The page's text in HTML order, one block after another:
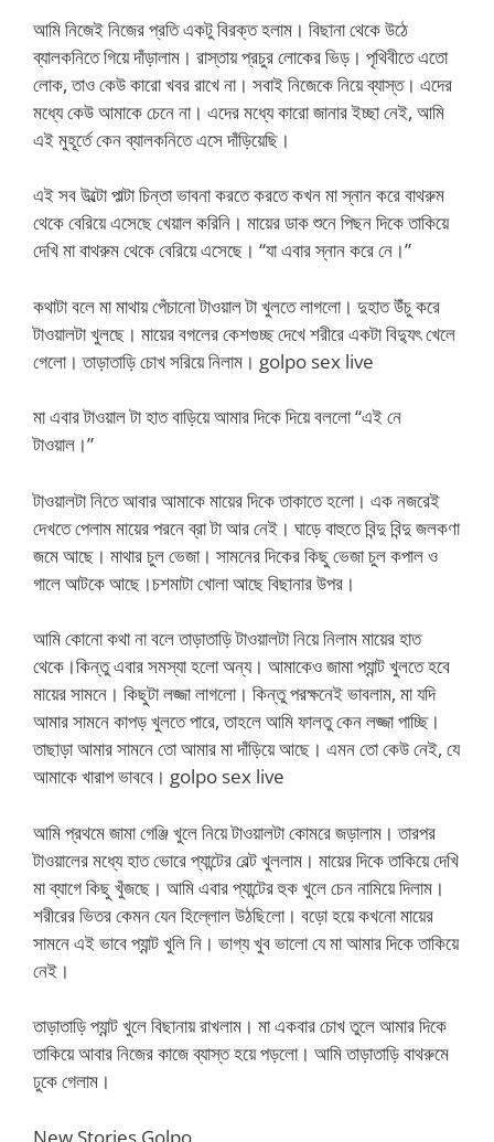
আমি নিজেই নিজের প্রতি একটু বিরক্ত হলাম। বিছানা থেকে উঠে
ব্যালকনিতে গিয়ে দাঁড়ালাম। রাস্তায় প্রচুর লোকের ভিড়। পৃথিবীতে এতো
লোক, তাও কেউ কারো খবর রাখে না। সবাই নিজেকে নিয়ে ব্যাস্ত। এদের
মধ্যে কেউ আমাকে চেনে না। এদের মধ্যে কারো জানার ইচ্ছা নেই, আমি
এই মুহূর্তে কেন ব্যালকনিতে এসে দাঁড়িয়েছি।
এই সব উল্টো পাল্টা চিন্তা ভাবনা করতে করতে কখন মা স্নান করে বাথরুম
থেকে বেরিয়ে এসেছে খেয়াল করিনি। মায়ের ডাক শুনে পিছন দিকে তাকিয়ে
দেখি মা বাথরুম থেকে বেরিয়ে এসেছে। “যা এবার স্নান করে নে।”
কথাটা বলে মা মাথায় পেঁচানো টাওয়াল টা খুলতে লাগলো। দুহাত উঁচু করে
টাওয়ালটা খুলছে। মায়ের বগলের কেশগুচ্ছ দেখে শরীরে একটা বিদ্যুৎ খেলে
গেলো। তাড়াতাড়ি চোখ সরিয়ে নিলাম। golpo sex live
মা এবার টাওয়াল টা হাত বাড়িয়ে আমার দিকে দিয়ে বললো “এই নে
টাওয়াল।”
টাওয়ালটা নিতে আবার আমাকে মায়ের দিকে তাকাতে হলো। এক নজরেই
দেখতে পেলাম মায়ের পরনে ব্রা টা আর নেই। ঘাড়ে বাহুতে বিন্দু বিন্দু জলকণা
জমে আছে। মাথার চুল ভেজা। সামনের দিকের কিছু ভেজা চুল কপাল ও
গালে আটকে আছে।চশমাটা খোলা আছে বিছানার উপর।
আমি কোনো কথা না বলে তাড়াতাড়ি টাওয়ালটা নিয়ে নিলাম মায়ের হাত
থেকে।কিন্তু এবার সমস্যা হলো অন্য। আমাকেও জামা প্যান্ট খুলতে হবে
মায়ের সামনে। কিছুটা লজ্জা লাগলো। কিন্তু পরক্ষনেই ভাবলাম, মা যদি
আমার সামনে কাপড় খুলতে পারে, তাহলে আমি ফালতু কেন লজ্জা পাচ্ছি।
তাছাড়া আমার সামনে তো আমার মা দাঁড়িয়ে আছে। এমন তো কেউ নেই, যে
আমাকে খারাপ ভাববে। golpo sex live
আমি প্রথমে জামা গেঞ্জি খুলে নিয়ে টাওয়ালটা কোমরে জড়ালাম। তারপর
টাওয়ালের মধ্যে হাত ভোরে প্যান্টের বেল্ট খুললাম। মায়ের দিকে তাকিয়ে দেখি
মা ব্যাগে কিছু খুঁজছে। আমি এবার প্যান্টের হুক খুলে চেন নামিয়ে দিলাম।
শরীরের ভিতর কেমন যেন হিল্লোল উঠছিলো। বড়ো হয়ে কখনো মায়ের
সামনে এই ভাবে প্যান্ট খুলি নি। ভাগ্য খুব ভালো যে মা আমার দিকে তাকিয়ে
নেই।
তাড়াতাড়ি প্যান্ট খুলে বিছানায় রাখলাম। মা একবার চোখ তুলে আমার দিকে
তাকিয়ে আবার নিজের কাজে ব্যাস্ত হয়ে পড়লো। আমি তাড়াতাড়ি বাথরুমে
ঢুকে গেলাম।
New Stories Golpo